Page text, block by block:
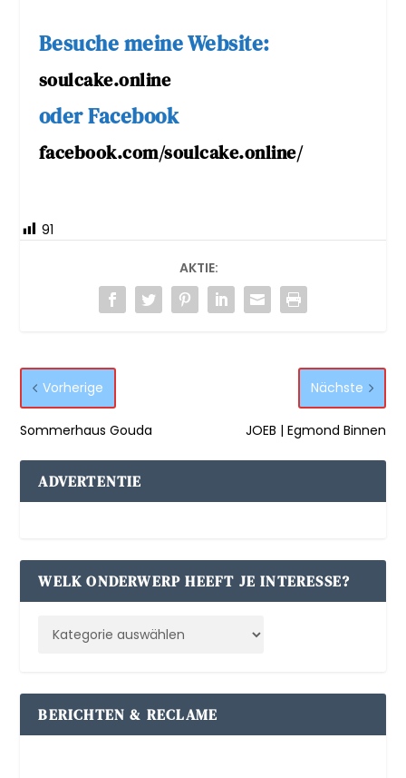
Besuche meine Website:
soulcake.online
oder Facebook
facebook.com/soulcake.online/
91
AKTIE:
Vorherige
Sommerhaus Gouda
Nächste
JOEB | Egmond Binnen
ADVERTENTIE
WELK ONDERWERP HEEFT JE INTERESSE?
BERICHTEN & RECLAME